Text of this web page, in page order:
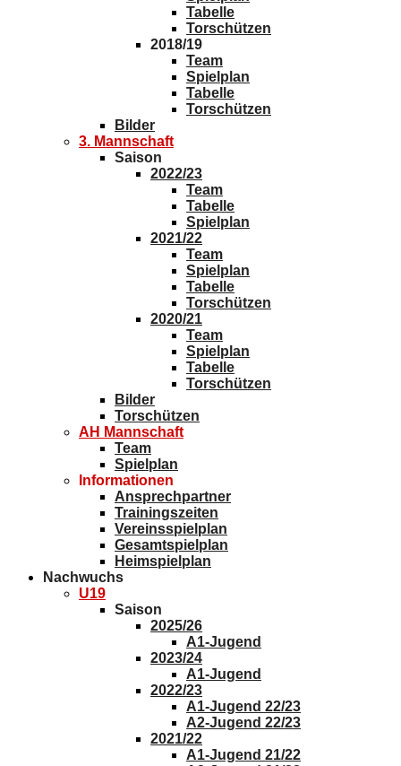
Tabelle
Torschützen
2018/19
Team
Spielplan
Tabelle
Torschützen
Bilder
3. Mannschaft
Saison
2022/23
Team
Tabelle
Spielplan
2021/22
Team
Spielplan
Tabelle
Torschützen
2020/21
Team
Spielplan
Tabelle
Torschützen
Bilder
Torschützen
AH Mannschaft
Team
Spielplan
Informationen
Ansprechpartner
Trainingszeiten
Vereinsspielplan
Gesamtspielplan
Heimspielplan
Nachwuchs
U19
Saison
2025/26
A1-Jugend
2023/24
A1-Jugend
2022/23
A1-Jugend 22/23
A2-Jugend 22/23
2021/22
A1-Jugend 21/22